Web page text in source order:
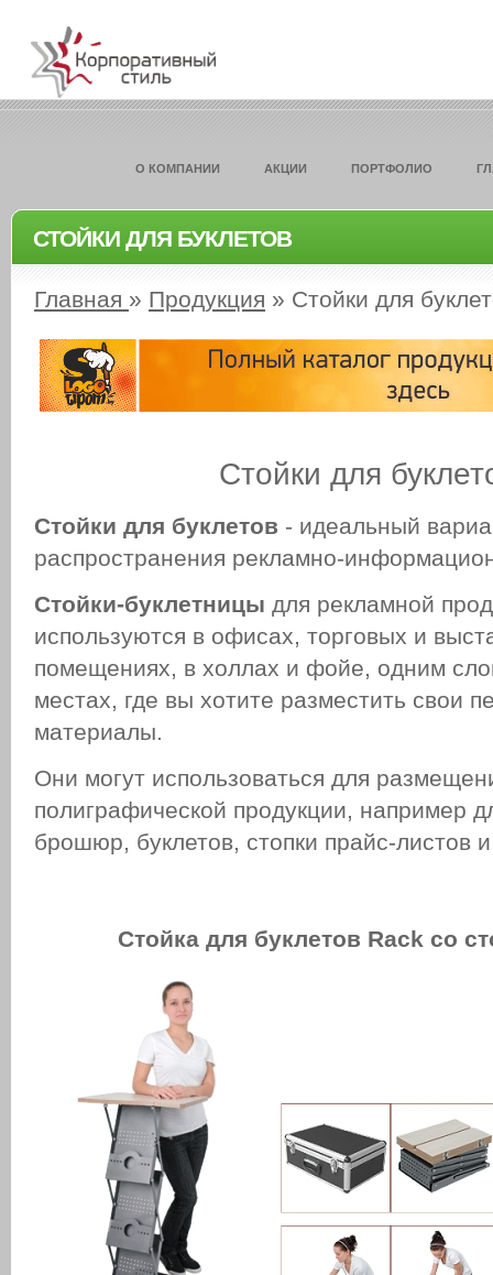
О КОМПАНИИ АКЦИИ ПОРТФОЛИО
СТОЙКИ ДЛЯ БУКЛЕТОВ
Главная » Продукция » Стойки для
Стойки для
Cтойки для буклетов - идеальный
распространения рекламно-
Стойки-буклетницы для рекламной
используются в офисах, торговых и
помещениях, в холлах и фойе, одним
местах, где вы хотите разместить свои
материалы.
Они могут использоваться для
полиграфической продукции, например
брошюр, буклетов, стопки прайс-листов
Стойка для буклетов Rack со